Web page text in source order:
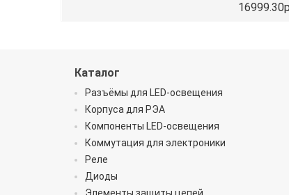
Каталог
Разъёмы для LED-освещения
Корпуса для РЭА
Компоненты LED-освещения
Коммутация для электроники
Реле
Диоды